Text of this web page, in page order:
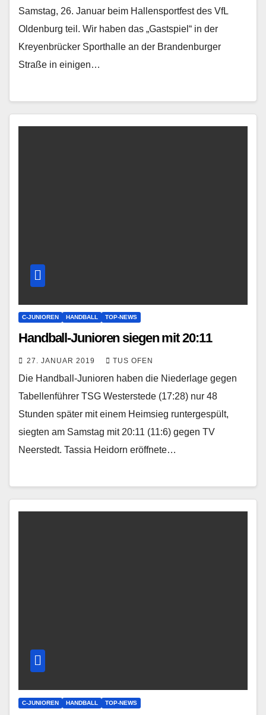
Samstag, 26. Januar beim Hallensportfest des VfL
Oldenburg teil. Wir haben das „Gastspiel“ in der
Kreyenbrücker Sporthalle an der Brandenburger
Straße in einigen…
C-JUNIOREN HANDBALL TOP-NEWS
Handball-Junioren siegen mit 20:11
27. JANUAR 2019 TUS OFEN
Die Handball-Junioren haben die Niederlage gegen
Tabellenführer TSG Westerstede (17:28) nur 48
Stunden später mit einem Heimsieg runtergespült,
siegten am Samstag mit 20:11 (11:6) gegen TV
Neerstedt. Tassia Heidorn eröffnete…
C-JUNIOREN HANDBALL TOP-NEWS